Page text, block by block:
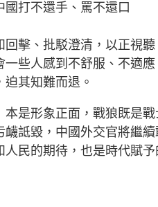
打不還手、罵不還口
擊、批駁澄清，以正視
些人感到不舒服、不適
其知難而退。
是形象正面，戰狼既是
詆毀，中國外交官將繼
民的期待，也是時代賦予